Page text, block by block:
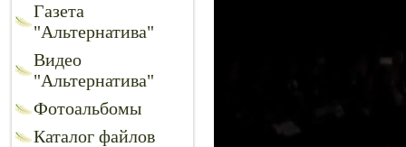
Газета
"Альтернатива"
Видео
"Альтернатива"
Фотоальбомы
Каталог файлов